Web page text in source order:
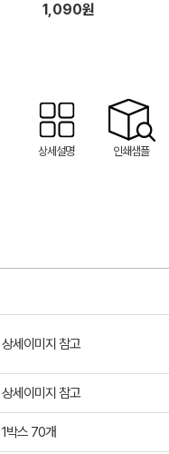
1,090원
상세설명 인쇄샘플
상세이미지 참고
상세이미지 참고
1박스 70개